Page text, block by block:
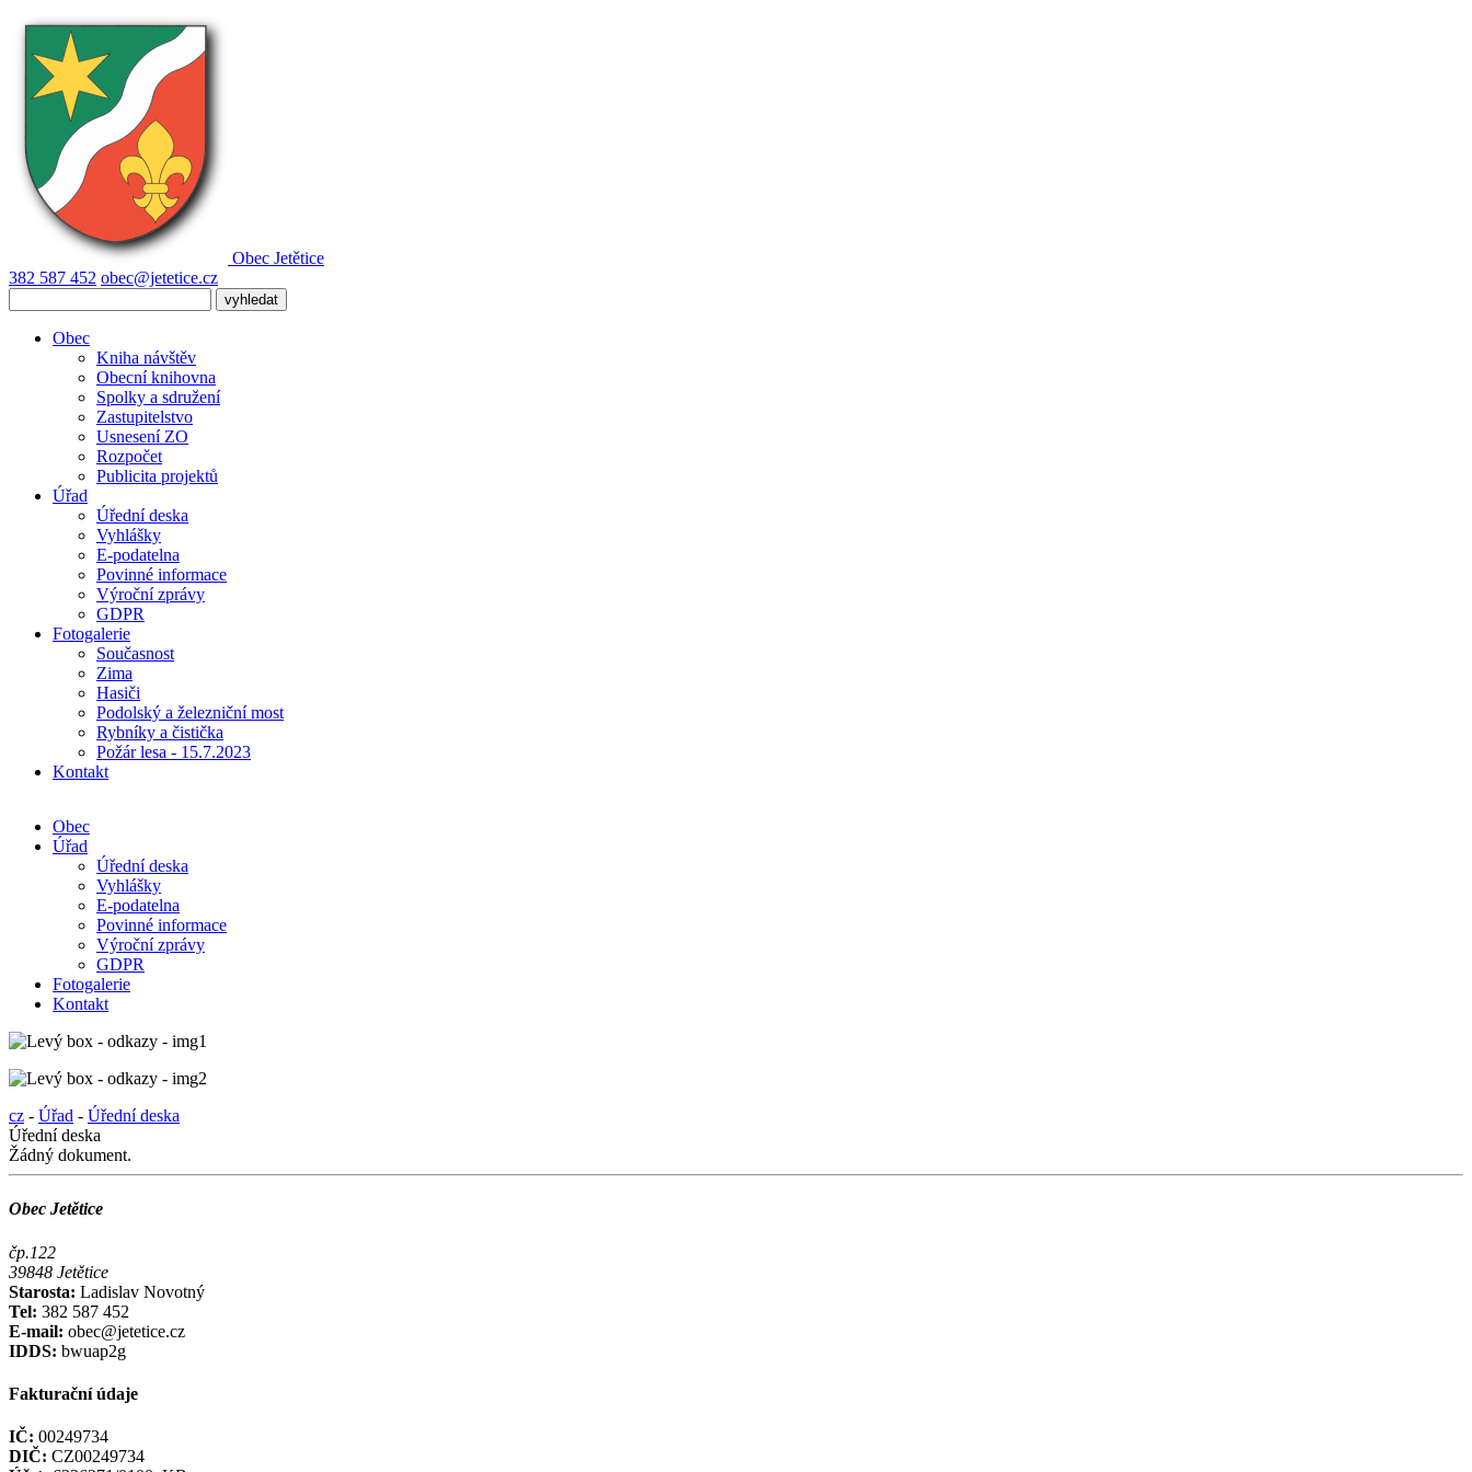
Obec Jetětice
382 587 452 obec@jetetice.cz
Obec
Kniha návštěv
Obecní knihovna
Spolky a sdružení
Zastupitelstvo
Usnesení ZO
Rozpočet
Publicita projektů
Úřad
Úřední deska
Vyhlášky
E-podatelna
Povinné informace
Výroční zprávy
GDPR
Fotogalerie
Současnost
Zima
Hasiči
Podolský a železniční most
Rybníky a čistička
Požár lesa - 15.7.2023
Kontakt
Obec
Úřad
Úřední deska
Vyhlášky
E-podatelna
Povinné informace
Výroční zprávy
GDPR
Fotogalerie
Kontakt
cz - Úřad - Úřední deska
Úřední deska
Žádný dokument.
Obec Jetětice
čp.122
39848 Jetětice
Starosta: Ladislav Novotný
Tel: 382 587 452
E-mail: obec@jetetice.cz
IDDS: bwuap2g
Fakturační údaje
IČ: 00249734
DIČ: CZ00249734